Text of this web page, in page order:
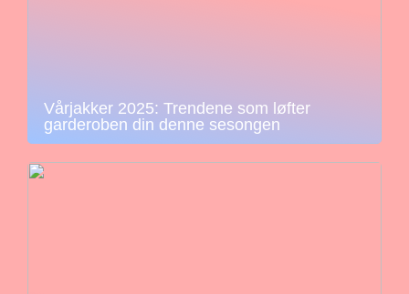
Vårjakker 2025: Trendene som løfter
garderoben din denne sesongen